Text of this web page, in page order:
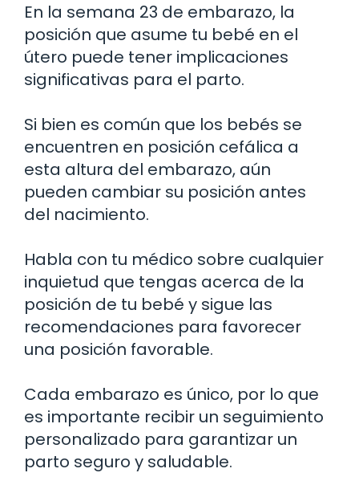
En la semana 23 de embarazo, la
posición que asume tu bebé en el
útero puede tener implicaciones
significativas para el parto.
Si bien es común que los bebés se
encuentren en posición cefálica a
esta altura del embarazo, aún
pueden cambiar su posición antes
del nacimiento.
Habla con tu médico sobre cualquier
inquietud que tengas acerca de la
posición de tu bebé y sigue las
recomendaciones para favorecer
una posición favorable.
Cada embarazo es único, por lo que
es importante recibir un seguimiento
personalizado para garantizar un
parto seguro y saludable.